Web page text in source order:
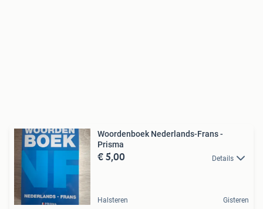
Woordenboek Nederlands-Frans -
Prisma
€ 5,00 Details
Halsteren Gisteren